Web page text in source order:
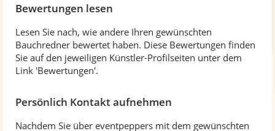
Bewertungen lesen
Lesen Sie nach, wie andere Ihren gewünschten
Bauchredner bewertet haben. Diese Bewertungen finden
Sie auf den jeweiligen Künstler-Profilseiten unter dem
Link 'Bewertungen'.
Persönlich Kontakt aufnehmen
Nachdem Sie über eventpeppers mit dem gewünschten